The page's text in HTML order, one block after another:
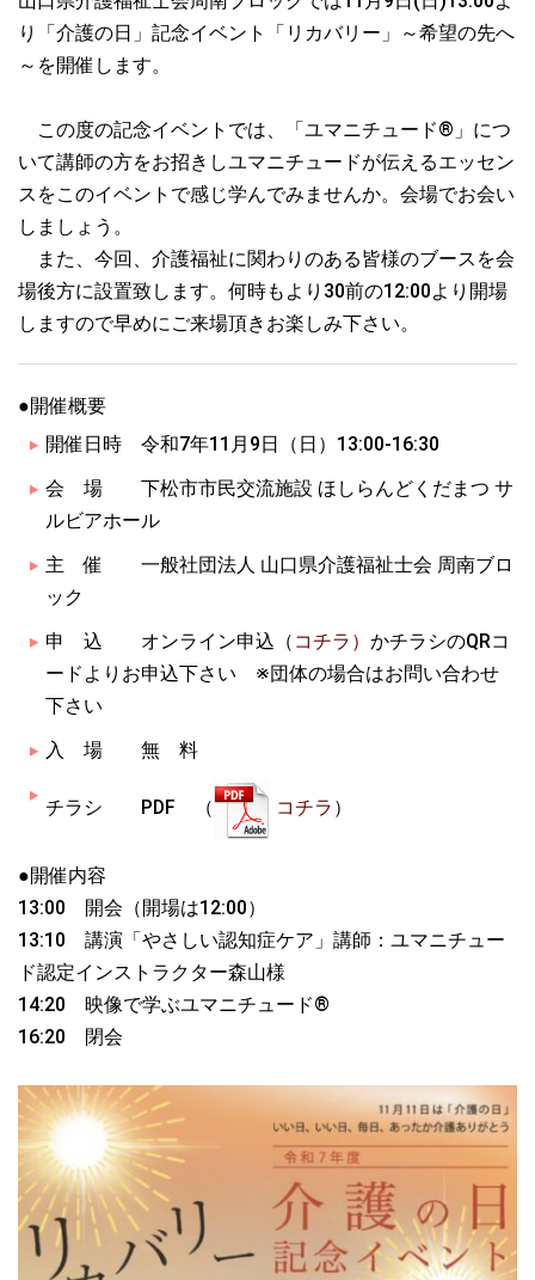
り「介護の日」記念イベント「リカバリー」～希望の先へ
～を開催します。
この度の記念イベントでは、「ユマニチュード®」につ
いて講師の方をお招きしユマニチュードが伝えるエッセン
スをこのイベントで感じ学んでみませんか。会場でお会い
しましょう。
また、今回、介護福祉に関わりのある皆様のブースを会
場後方に設置致します。何時もより30前の12:00より開場
しますので早めにご来場頂きお楽しみ下さい。
●開催概要
開催日時 令和7年11月9日（日）13:00‐16:30
会 場 下松市市民交流施設 ほしらんどくだまつ サ
ルビアホール
主 催 一般社団法人 山口県介護福祉士会 周南ブロ
ック
申 込 オンライン申込（ コチラ） かチラシのQRコ
ードよりお申込下さい ※団体の場合はお問い合わせ
下さい
入 場 無 料
チラシ PDF （ コチラ ）
●開催内容
13:00 開会（開場は12:00）
13:10 講演「やさしい認知症ケア」講師：ユマニチュー
ド認定インストラクター森山様
14:20 映像で学ぶユマニチュード®
16:20 閉会